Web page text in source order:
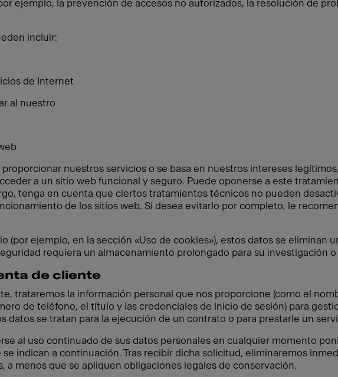
ejemplo, la prevención de accesos no autorizados, la resolución de
incluir:
de Internet
al nuestro
nuestros servicios o se basa en nuestros intereses
a un sitio web funcional y seguro. Puede oponerse a este
tenga en cuenta que ciertos tratamientos técnicos no pueden
de los sitios web. Si desea evitarlo por completo, le
(por ejemplo, en la sección «Uso de cookies»), estos datos se eliminan
requiera un almacenamiento prolongado para su investigación
de cliente
trataremos la información personal que nos proporcione (como el
de teléfono, el título y las credenciales de inicio de sesión) para
datos se tratan para la ejecución de un contrato o para prestarle un
al uso continuado de sus datos personales en cualquier momento
indican a continuación. Tras recibir dicha solicitud, eliminaremos
a menos que se apliquen obligaciones legales de conservación.